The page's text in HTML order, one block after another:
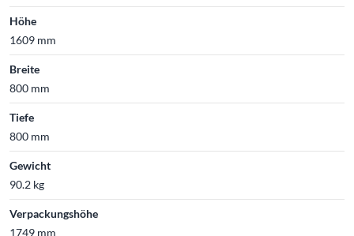
Höhe
1609 mm
Breite
800 mm
Tiefe
800 mm
Gewicht
90.2 kg
Verpackungshöhe
1749 mm